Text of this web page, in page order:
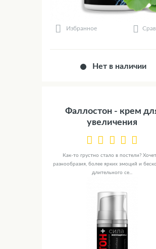
Избранное
Нет в наличии
Фаллостон - крем
увеличения
Как-то грустно стало в постели?
разнообразия, более ярких эмоций и
длительного се...